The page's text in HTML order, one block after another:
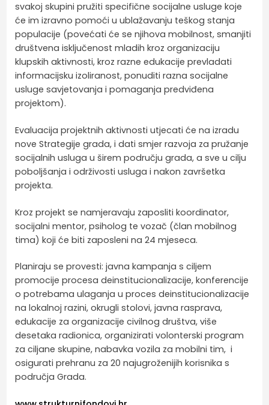
svakoj skupini pružiti specifične socijalne usluge koje
će im izravno pomoći u ublažavanju teškog stanja
populacije (povećati će se njihova mobilnost, smanjiti
društvena isključenost mladih kroz organizaciju
klupskih aktivnosti, kroz razne edukacije prevladati
informacijsku izoliranost, ponuditi razna socijalne
usluge savjetovanja i pomaganja predviđena
projektom).
Evaluacija projektnih aktivnosti utjecati će na izradu
nove Strategije grada, i dati smjer razvoja za pružanje
socijalnih usluga u širem području grada, a sve u cilju
poboljšanja i održivosti usluga i nakon završetka
projekta.
Kroz projekt se namjeravaju zaposliti koordinator,
socijalni mentor, psiholog te vozač (član mobilnog
tima) koji će biti zaposleni na 24 mjeseca.
Planiraju se provesti: javna kampanja s ciljem
promocije procesa deinstitucionalizacije, konferencije
o potrebama ulaganja u proces deinstitucionalizacije
na lokalnoj razini, okrugli stolovi, javna rasprava,
edukacije za organizacije civilnog društva, više
desetaka radionica, organizirati volonterski program
za ciljane skupine, nabavka vozila za mobilni tim, i
osigurati prehranu za 20 najugroženijih korisnika s
područja Grada.